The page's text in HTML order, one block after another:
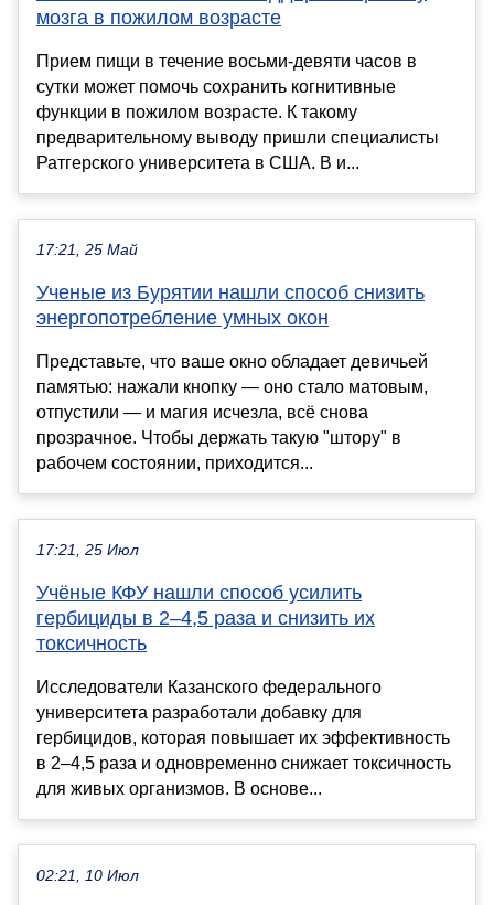
мозга в пожилом возрасте
Прием пищи в течение восьми-девяти часов в
сутки может помочь сохранить когнитивные
функции в пожилом возрасте. К такому
предварительному выводу пришли специалисты
Ратгерского университета в США. В и...
17:21, 25 Май
Ученые из Бурятии нашли способ снизить
энергопотребление умных окон
Представьте, что ваше окно обладает девичьей
памятью: нажали кнопку — оно стало матовым,
отпустили — и магия исчезла, всё снова
прозрачное. Чтобы держать такую "штору" в
рабочем состоянии, приходится...
17:21, 25 Июл
Учёные КФУ нашли способ усилить
гербициды в 2–4,5 раза и снизить их
токсичность
Исследователи Казанского федерального
университета разработали добавку для
гербицидов, которая повышает их эффективность
в 2–4,5 раза и одновременно снижает токсичность
для живых организмов. В основе...
02:21, 10 Июл